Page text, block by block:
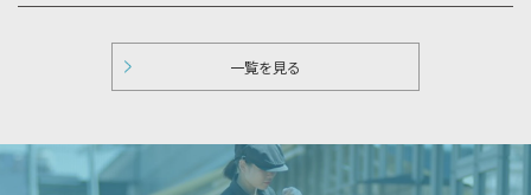
一覧を見る